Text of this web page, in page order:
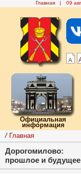
Главная | 09
Официальная
информация
/ Главная
Дорогомилово:
прошлое и будущее